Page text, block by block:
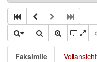
Faksimile Vollansicht